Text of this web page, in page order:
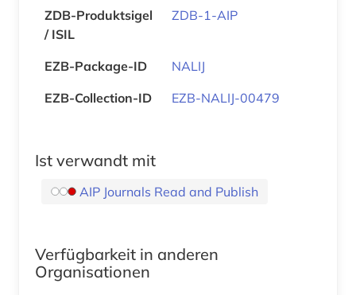
ZDB-Produktsigel
/ ISIL
ZDB-1-AIP
EZB-Package-ID
NALIJ
EZB-Collection-ID
EZB-NALIJ-00479
Ist verwandt mit
AIP Journals Read and Publish
Verfügbarkeit in anderen
Organisationen